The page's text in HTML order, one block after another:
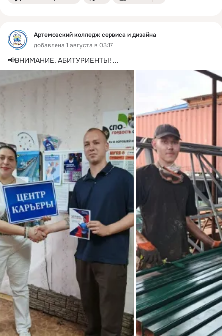
Артемовский колледж сервиса и дизайна
добавлена 1 августа в 03:17
📢ВНИМАНИЕ, АБИТУРИЕНТЫ! ...